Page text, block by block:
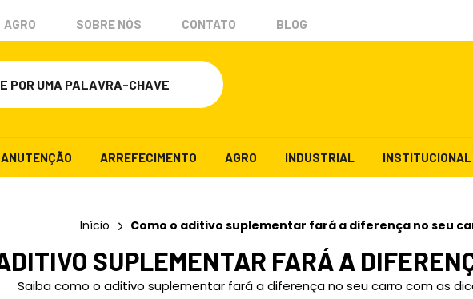
AGRO SOBRE NÓS CONTATO BLOG
ARREFECIMENTO AGRO INDUSTRIAL INSTITUCIONAL
Início Como o aditivo suplementar fará a diferença no seu
SUPLEMENTAR FARÁ A
Saiba como o aditivo suplementar fará a diferença no seu carro com as